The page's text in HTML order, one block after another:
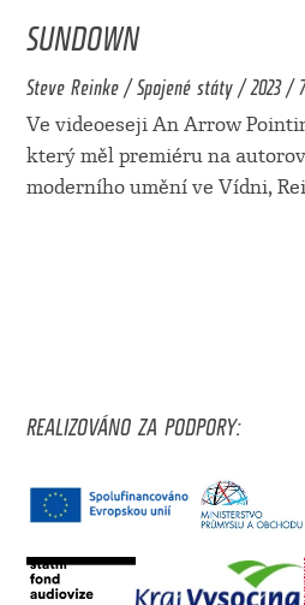
SUNDOWN
Steve Reinke / Spojené státy / 2023 /
Ve videoeseji An Arrow
který měl premiéru na
moderního umění ve Vídni,
REALIZOVÁNO ZA PODPORY: